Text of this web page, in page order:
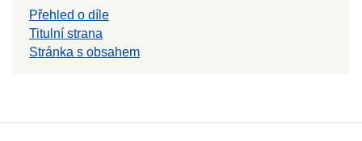
Přehled o díle
Titulní strana
Stránka s obsahem